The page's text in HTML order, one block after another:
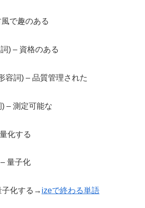
で趣のある
) – 資格のある
容詞) – 品質管理された
– 測定可能な
化する
量子化
子化する→ izeで終わる単語